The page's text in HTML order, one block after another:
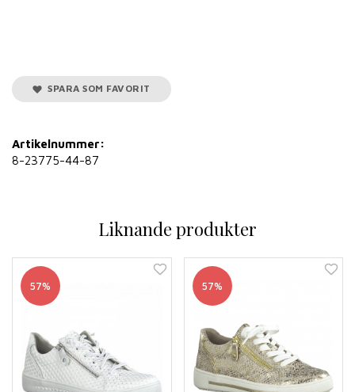
SPARA SOM FAVORIT
Artikelnummer:
8-23775-44-87
Liknande produkter
57% 57%